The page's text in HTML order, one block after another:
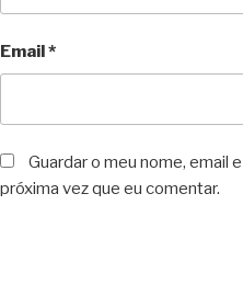
Email*
Guardar o meu nome, email
próxima vez que eu comentar.